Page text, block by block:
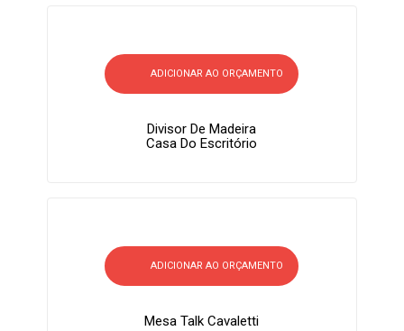
ADICIONAR AO ORÇAMENTO
Divisor De Madeira
Casa Do Escritório
ADICIONAR AO ORÇAMENTO
Mesa Talk Cavaletti